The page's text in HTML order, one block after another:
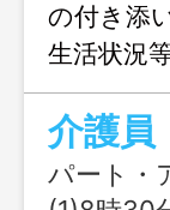
の付き
生活状況
日）勤務
ります
す
度あり
介護員
パート・